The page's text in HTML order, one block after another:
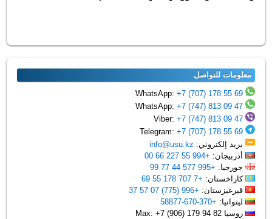
معلومات للتواصل
WhatsApp:
+7 (707) 178 55 69
WhatsApp:
+7 (747) 813 09 47
Viber:
+7 (747) 813 09 47
Telegram:
+7 (707) 178 55 69
بريد إلكتروني: info@usu.kz
أذربيجان: +994 55 227 66 00
جورجيا: +995 577 44 77 99
كازاخستان: +7 707 178 55 69
قيرغيزستان: +996 (775) 07 57 37
ليتوانيا: +370-670-58877
روسيا Max: +7 (906) 179 94 82